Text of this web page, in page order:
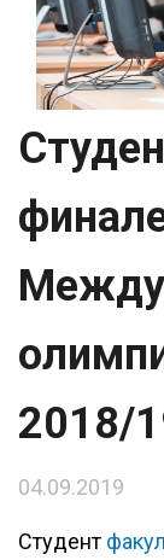
2018/
04.09.2019
Студент